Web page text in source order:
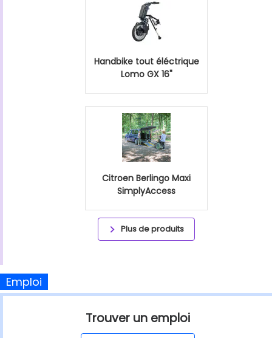
Handbike tout éléctrique
Lomo GX 16"
Citroen Berlingo Maxi
SimplyAccess
Plus de produits
Emploi
Trouver un emploi